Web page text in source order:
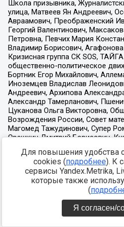
Для повышения удобства
cookies (подробнее). К
сервисы Yandex.Metrika,
которые также
(
Я согласен/